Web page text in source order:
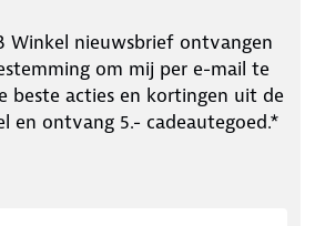
Winkel nieuwsbrief ontvangen
om mij per e-mail te
beste acties en kortingen uit de
en ontvang 5.- cadeautegoed.*